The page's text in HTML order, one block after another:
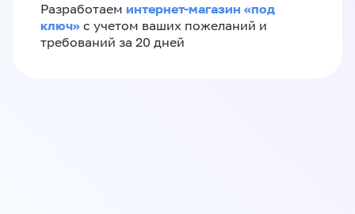
Разработаем интернет-магазин «‎под
ключ»‎ с учетом ваших пожеланий и
требований за 20 дней